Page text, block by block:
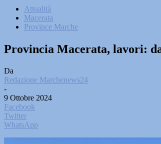
Attualità
Macerata
Province Marche
Provincia Macerata, lavori:
Da
Redazione Marchenews24
-
9 Ottobre 2024
Facebook
Twitter
WhatsApp